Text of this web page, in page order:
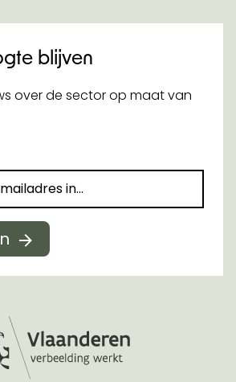
blijven
over de sector op maat van